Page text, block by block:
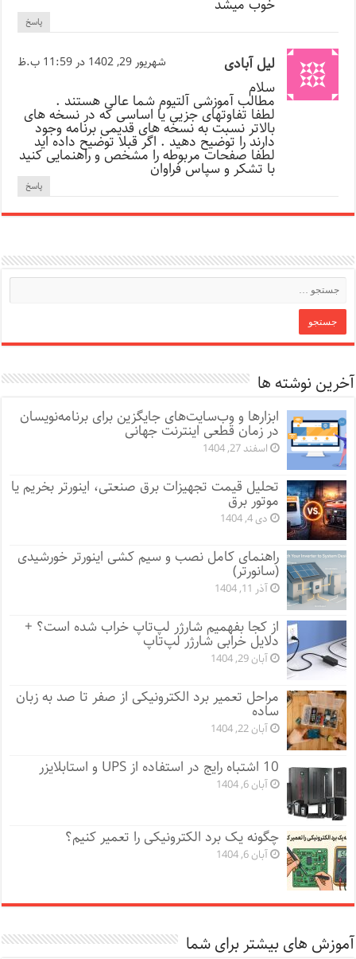
خوب میشد
پاسخ
لیل آبادی شهریور 29, 1402 در 11:59 ب.ظ
سلام
مطالب آموزشی آلتیوم شما عالی هستند .
لطفا تفاوتهای جزیی یا اساسی که در نسخه های
بالاتر نسبت به نسخه های قدیمی برنامه وجود
دارند را توضیح دهید . اگر قبلا توضیح داده اید
لطفا صفحات مربوطه را مشخص و راهنمایی کنید
با تشکر و سپاس فراوان
پاسخ
آخرین نوشته ها
ابزارها و وب‌سایت‌های جایگزین برای برنامه‌نویسان
در زمان قطعی اینترنت جهانی
اسفند 27, 1404
تحلیل قیمت تجهیزات برق صنعتی، اینورتر بخریم یا
موتور برق
دی 4, 1404
راهنمای کامل نصب و سیم کشی اینورتر خورشیدی
(سانورتر)
آذر 11, 1404
از کجا بفهمیم شارژر لپ‌تاپ خراب شده است؟ +
دلایل خرابی شارژر لپ‌تاپ
آبان 29, 1404
مراحل تعمیر برد الکترونیکی از صفر تا صد به زبان
ساده
آبان 22, 1404
10 اشتباه رایج در استفاده از UPS و استابلایزر
آبان 6, 1404
چگونه یک برد الکترونیکی را تعمیر کنیم؟
آبان 6, 1404
آموزش های بیشتر برای شما